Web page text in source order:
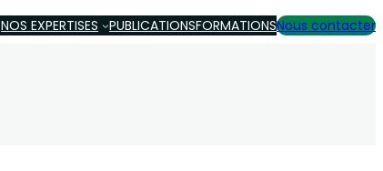
NOS EXPERTISES PUBLICATIONSFORMATIONSNous contacter